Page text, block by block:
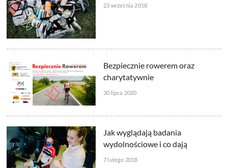
23 września 2018
Bezpiecznie rowerem oraz
charytatywnie
30 lipca 2020
Jak wyglądają badania
wydolnościowe i co dają
7 lutego 2018